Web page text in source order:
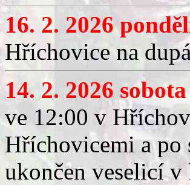
16. 2. 2026
Hříchovice na
14. 2. 2026
ve 12:00 v
Hříchovicemi a po
ukončen veselicí